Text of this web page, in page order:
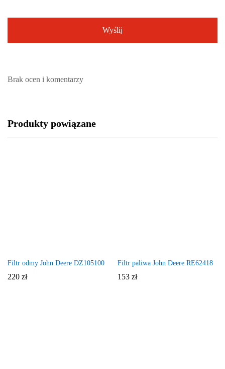
Brak ocen i komentarzy
Produkty powiązane
Filtr odmy John Deere DZ105100
220 zł
Filtr paliwa John Deere RE62418
153 zł